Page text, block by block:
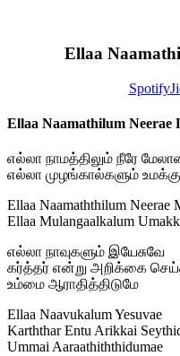
Ellaa
Spotify
Ellaa Naamathilum
எல்லா நாமத்திலும் நீரே
எல்லா முழங்கால்களும்
Ellaa Naamaththilum Neerae
Ellaa Mulangaalkalum
எல்லா நாவுகளும் இயேசுவே
கர்த்தர் என்று அறிக்கை
உம்மை ஆராதித்திடுமே
Ellaa Naavukalum Yesuvae
Karththar Entu Arikkai
Ummai Aaraathiththidumae